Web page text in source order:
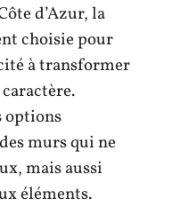
d’Azur, la
choisie pour
à transformer
options
murs qui ne
mais aussi
éléments.